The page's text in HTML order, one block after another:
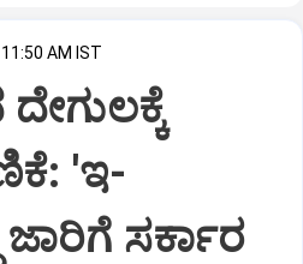
AM IST
'ಇ-
ಜಾರಿಗೆ ಸರ್ಕಾರ